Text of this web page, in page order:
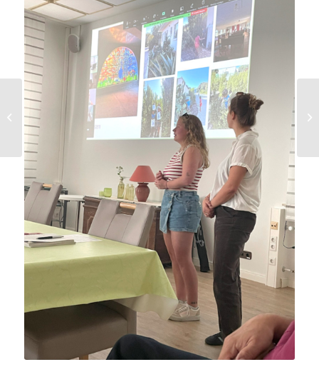
Besuch aus Südafrika –
4 ereignisreiche
Wochen in Deutschland